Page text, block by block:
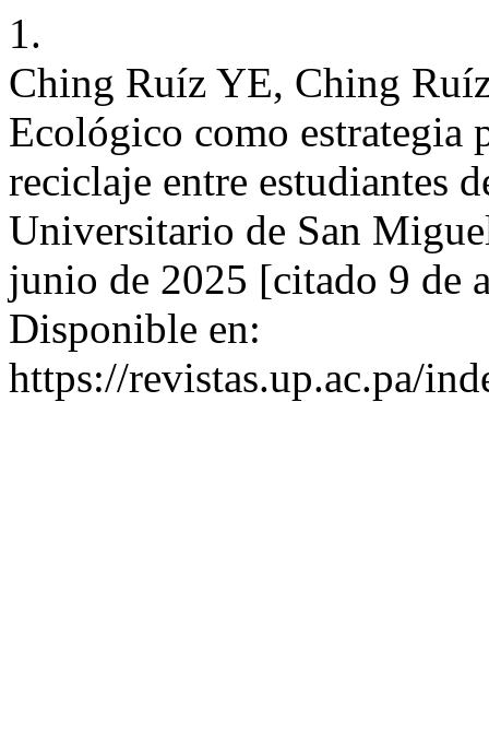
1.
Ching Ruíz YE, Ching
Ecológico como estrategia
reciclaje entre estudiantes
Universitario de San
junio de 2025 [citado 9 de
Disponible en:
https://revistas.up.ac.pa/